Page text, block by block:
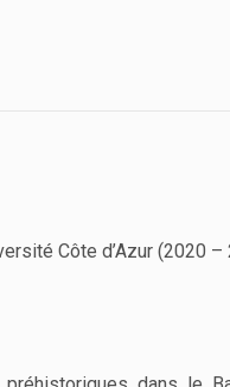
Côte d’Azur (2020 –